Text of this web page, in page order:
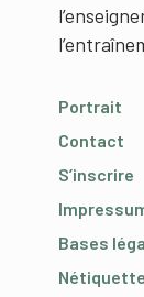
Portrait
Contact
S’inscrire
Bases